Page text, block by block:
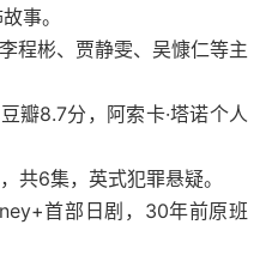
事。
程彬、贾静雯、吴慷仁等主
瓣8.7分，阿索卡·塔诺个人
共6集，英式犯罪悬疑。
首部日剧，30年前原班